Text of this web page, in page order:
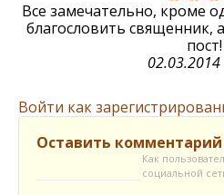
Все замечательно, кроме
благословить священник,
пост!
Войти как
Оставить комментарий
Как
социальной